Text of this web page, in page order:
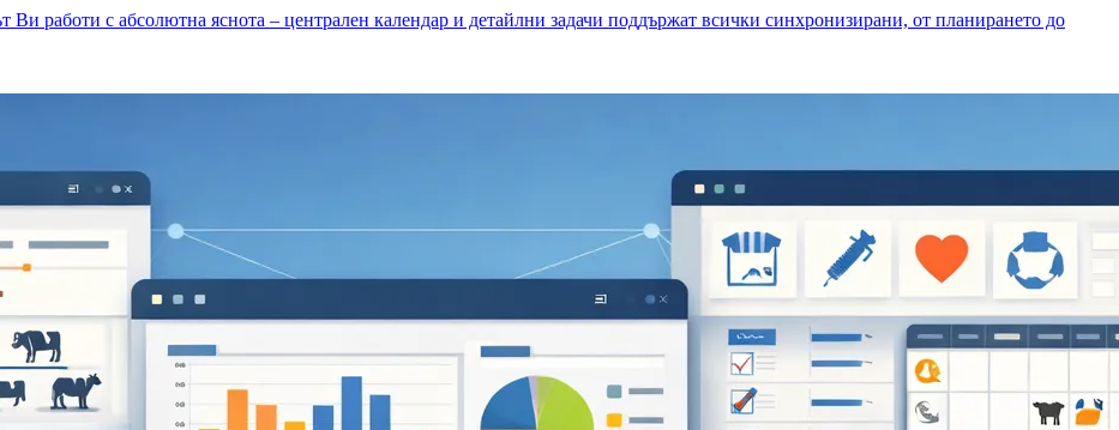
Ви работи с абсолютна яснота – централен календар и детайлни задачи поддържат всички синхронизирани, от планирането до